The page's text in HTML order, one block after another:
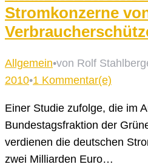
Stromkonzerne
Allgemein•von Rolf
2010•1 Kommentar(e)
Einer Studie zufolge, die im
Bundestagsfraktion der
verdienen die deutschen
zwei Milliarden Euro…